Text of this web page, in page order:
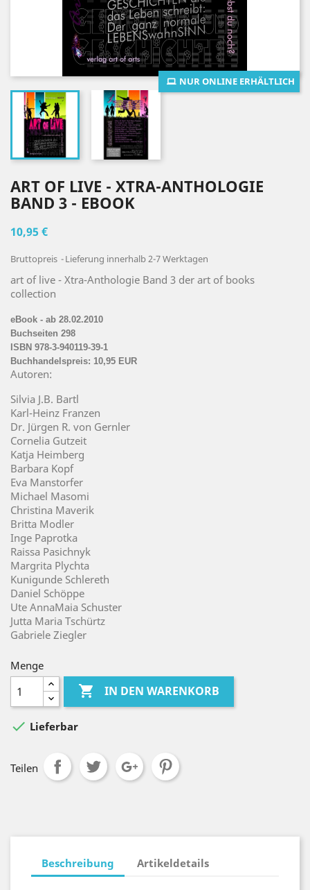
NUR ONLINE ERHÄLTLICH
ART OF LIVE - XTRA-ANTHOLOGIE
BAND 3 - EBOOK
10,95 €
Bruttopreis Lieferung innerhalb 2-7 Werktagen
art of live - Xtra-Anthologie Band 3 der art of books
collection
eBook - ab 28.02.2010
Buchseiten 298
ISBN 978-3-940119-39-1
Buchhandelspreis: 10,95 EUR
Autoren:
Silvia J.B. Bartl
Karl-Heinz Franzen
Dr. Jürgen R. von Gernler
Cornelia Gutzeit
Katja Heimberg
Barbara Kopf
Eva Manstorfer
Michael Masomi
Christina Maverik
Britta Modler
Inge Paprotka
Raissa Pasichnyk
Margrita Plychta
Kunigunde Schlereth
Daniel Schöppe
Ute AnnaMaia Schuster
Jutta Maria Tschürtz
Gabriele Ziegler
Menge
 IN DEN WARENKORB
 Lieferbar
Teilen
Beschreibung Artikeldetails